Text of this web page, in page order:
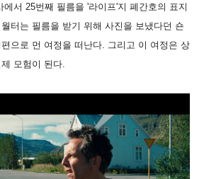
서 25번째 필름을 '라이프'지 폐간호의 표지
터는 필름을 받기 위해 사진을 보냈다던 숀
으로 먼 여정을 떠난다. 그리고 이 여정은 상
모험이 된다.